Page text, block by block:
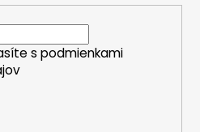
s podmienkami